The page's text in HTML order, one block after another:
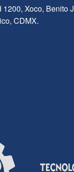
Xoco, Benito
CDMX.